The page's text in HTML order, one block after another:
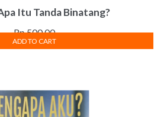
Itu Tanda Binatang?
Rp500.00
ADD TO CART